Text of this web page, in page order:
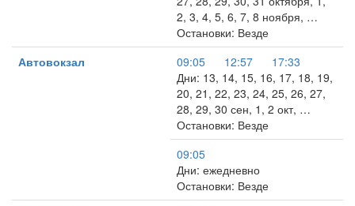
2, 3, 4, 5, 6, 7, 8 ноября, …
Остановки: Везде
Автовокзал
09:05 12:57
17:33
Дни: 13, 14, 15, 16, 17, 18, 19,
20, 21, 22, 23, 24, 25, 26, 27,
28, 29, 30 сен, 1, 2 окт, …
Остановки: Везде
09:05
Дни: ежедневно
Остановки: Везде